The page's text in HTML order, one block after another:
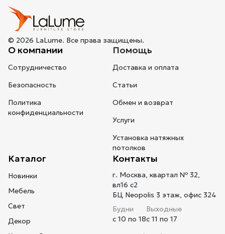
© 2026 LaLume. Все права защищены.
О компании
Сотрудничество
Безопасность
Политика
конфиденциальности
Помощь
Доставка и оплата
Статьи
Обмен и возврат
Услуги
Установка натяжных
потолков
Каталог
Новинки
Мебель
Свет
Декор
Контакты
г. Москва, квартал № 32,
вл16 с2
БЦ Neopolis 3 этаж, офис 324
Будни
с 10 по 18
Выходные
с 11 по 17